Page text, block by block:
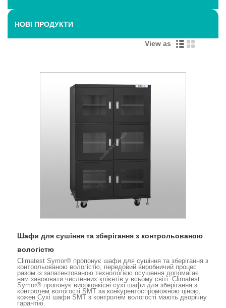
НОВІ ПРОДУКТИ
View as
Шафи для сушіння та зберігання з контрольованою
вологістю
Climatest Symor® пропонує шафи для сушіння та зберігання з
контрольованою вологістю, передовий виробничий процес
разом із запатентованою технологією осушення допомагає
нам завоювати численних клієнтів у всьому світі. Climatest
Symor® пропонує високоякісні сухі шафи для зберігання з
контролем вологості SMT за конкурентоспроможною ціною,
кожен Сухі шафи SMT з контролем вологості мають дворічну
гарантію.